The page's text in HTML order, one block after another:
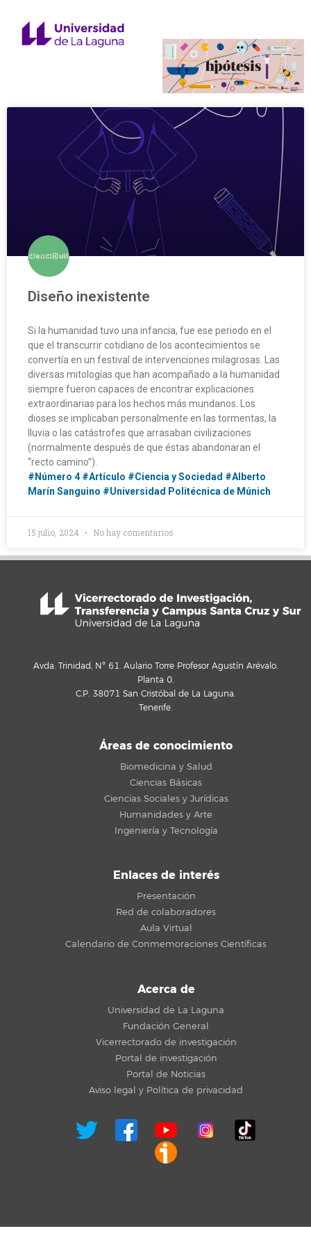
Diseño inexistente
Si la humanidad tuvo una infancia, fue ese periodo en el
que el transcurrir cotidiano de los acontecimientos se
convertía en un festival de intervenciones milagrosas. Las
diversas mitologías que han acompañado a la humanidad
siempre fueron capaces de encontrar explicaciones
extraordinarias para los hechos más mundanos. Los
dioses se implicaban personalmente en las tormentas, la
lluvia o las catástrofes que arrasaban civilizaciones
(normalmente después de que éstas abandonaran el
“recto camino”).
#Número 4 #Artículo #Ciencia y Sociedad #Alberto
Marín Sanguino #Universidad Politécnica de Múnich
15 julio, 2024 No hay comentarios
Avda. Trinidad, Nº 61. Aulario Torre Profesor Agustín Arévalo.
Planta 0.
C.P. 38071 San Cristóbal de La Laguna.
Tenerife.
Áreas de conocimiento
Biomedicina y Salud
Ciencias Básicas
Ciencias Sociales y Jurídicas
Humanidades y Arte
Ingeniería y Tecnología
Enlaces de interés
Presentación
Red de colaboradores
Aula Virtual
Calendario de Conmemoraciones Científicas
Acerca de
Universidad de La Laguna
Fundación General
Vicerrectorado de investigación
Portal de investigación
Portal de Noticias
Aviso legal y Política de privacidad